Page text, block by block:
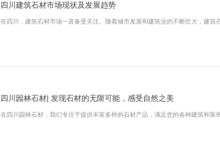
四川建筑石材市场现状及发展趋势
在四川，建筑石材市场一直备受关注。随着城市发展和建筑业的不断壮大，建
四川园林石材| 发现石材的无限可能，感受自然之美
在四川园林石材，我们专注于提供丰富多样的石材产品，满足您的各种建筑和